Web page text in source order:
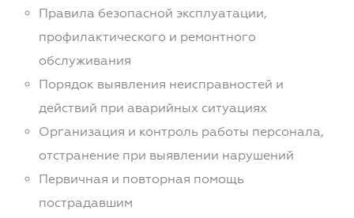
Правила безопасной эксплуатации,
профилактического и ремонтного
обслуживания
Порядок выявления неисправностей и
действий при аварийных ситуациях
Организация и контроль работы персонала,
отстранение при выявлении нарушений
Первичная и повторная помощь
пострадавшим